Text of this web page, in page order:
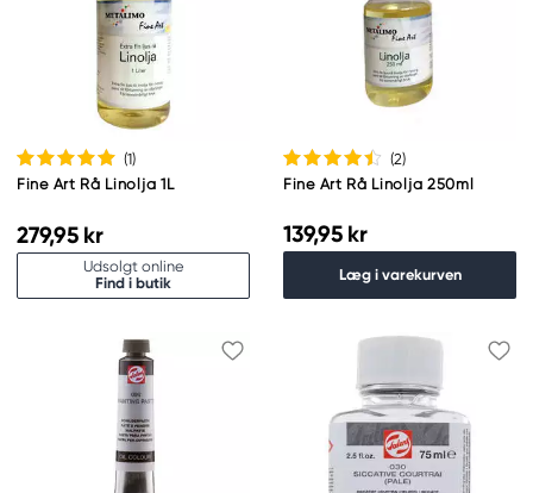
(1)
Fine Art Rå Linolja 1L
279,95 kr
Udsolgt online
Find i butik
(2)
Fine Art Rå Linolja 250ml
139,95 kr
Læg i varekurven